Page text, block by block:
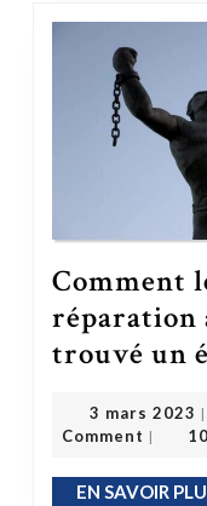
Comment
réparation
trouvé un
3 mars 2023 3
|
Comment |
EN SAVOIR